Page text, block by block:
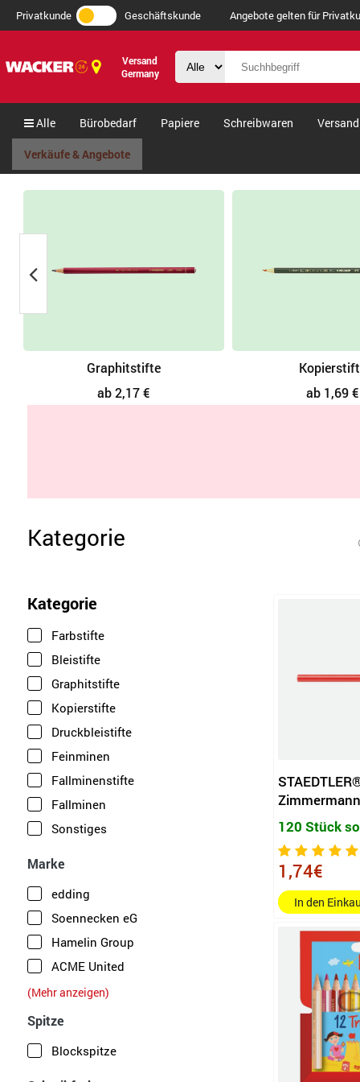
Privatkunde Geschäftskunde Angebote gelten für
Versand
Germany
Alle Bürobedarf Papiere Schreibwaren Versand
Verkäufe & Angebote
Kopierstifte
ab 1,69 €
ab
Kategorie
Kategorie
Farbstifte
Bleistifte
Graphitstifte
Kopierstifte
Druckbleistifte
Feinminen
Fallminenstifte
Fallminen
Sonstiges
Marke
edding
Soennecken eG
Hamelin Group
ACME United
share
STAEDTLER
A.W. Faber-Castell
(Mehr anzeigen)
Spitze
Blockspitze
120 Stück
1,74€
In den